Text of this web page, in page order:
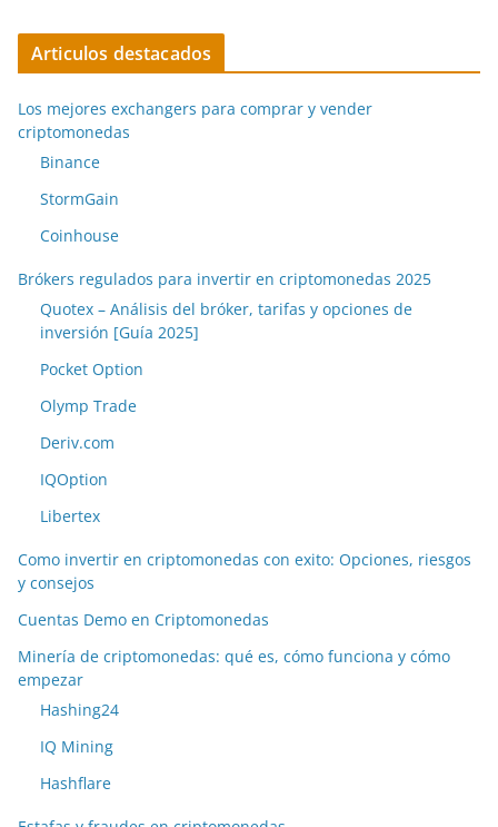
Articulos destacados
Los mejores exchangers para comprar y vender
criptomonedas
Binance
StormGain
Coinhouse
Brókers regulados para invertir en criptomonedas 2025
Quotex – Análisis del bróker, tarifas y opciones de
inversión [Guía 2025]
Pocket Option
Olymp Trade
Deriv.com
IQOption
Libertex
Como invertir en criptomonedas con exito: Opciones, riesgos
y consejos
Cuentas Demo en Criptomonedas
Minería de criptomonedas: qué es, cómo funciona y cómo
empezar
Hashing24
IQ Mining
Hashflare